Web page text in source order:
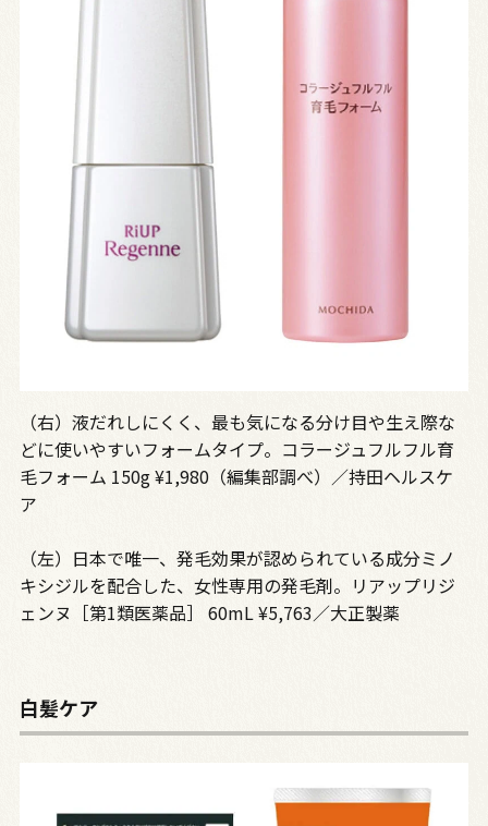
（右）液だれしにくく、最も気になる分け目や生え際な
どに使いやすいフォームタイプ。コラージュフルフル育
毛フォーム 150g ¥1,980（編集部調べ）／持田ヘルスケ
ア
（左）日本で唯一、発毛効果が認められている成分ミノ
キシジルを配合した、女性専用の発毛剤。リアップリジ
ェンヌ［第1類医薬品］ 60mL ¥5,763／大正製薬
白髪ケア